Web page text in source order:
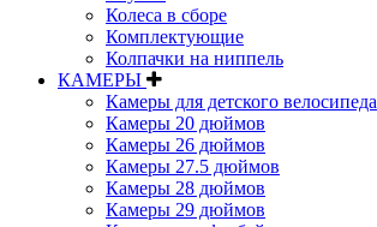
Колеса в сборе
Комплектующие
Колпачки на ниппель
КАМЕРЫ
Камеры для детского велосипеда
Камеры 20 дюймов
Камеры 26 дюймов
Камеры 27.5 дюймов
Камеры 28 дюймов
Камеры 29 дюймов